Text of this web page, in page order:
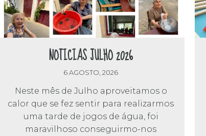
NOTICIAS JULHO 2026
6 AGOSTO, 2026
Neste mês de Julho aproveitamos o
calor que se fez sentir para realizarmos
uma tarde de jogos de água, foi
maravilhoso conseguirmo-nos